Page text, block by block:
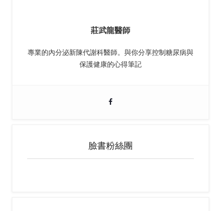
莊武龍醫師
專業的內分泌新陳代謝科醫師。與你分享控制糖尿病與
保護健康的心得筆記
臉書粉絲團